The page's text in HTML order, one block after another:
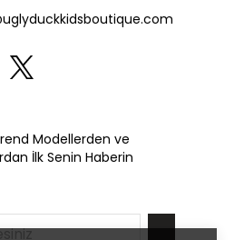
Modellerden ve
İlk Senin Haberin